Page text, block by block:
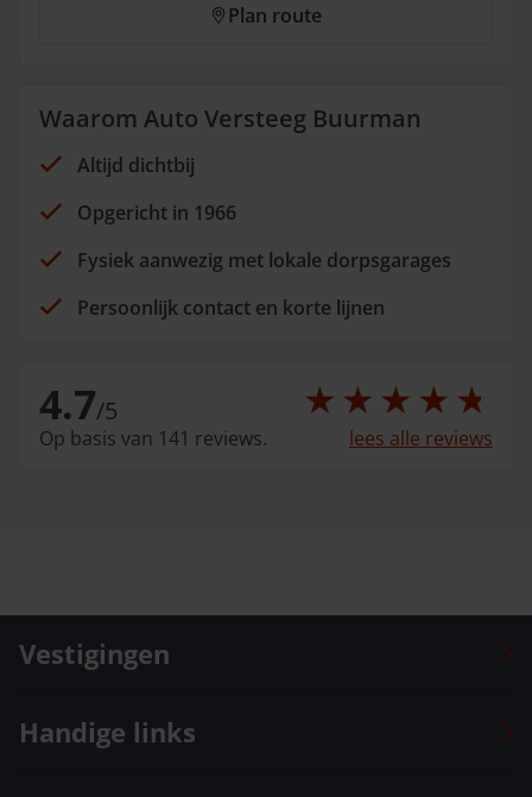
Plan route
Waarom Auto Versteeg Buurman
Altijd dichtbij
Opgericht in 1966
Fysiek aanwezig met lokale dorpsgarages
Persoonlijk contact en korte lijnen
4.7/5
Op basis van 141 reviews. lees alle reviews
Vestigingen
Auto Versteeg Buurman Barneveld Zuid
Handige links